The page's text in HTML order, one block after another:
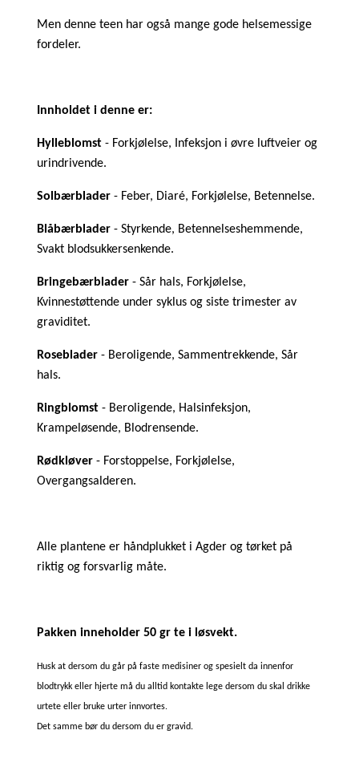
Men denne teen har også mange gode helsemessige
fordeler.
Innholdet i denne er:
Hylleblomst - Forkjølelse, Infeksjon i øvre luftveier og
urindrivende.
Solbærblader - Feber, Diaré, Forkjølelse, Betennelse.
Blåbærblader - Styrkende, Betennelseshemmende,
Svakt blodsukkersenkende.
Bringebærblader - Sår hals, Forkjølelse,
Kvinnestøttende under syklus og siste trimester av
graviditet.
Roseblader - Beroligende, Sammentrekkende, Sår
hals.
Ringblomst - Beroligende, Halsinfeksjon,
Krampeløsende, Blodrensende.
Rødkløver - Forstoppelse, Forkjølelse,
Overgangsalderen.
Alle plantene er håndplukket i Agder og tørket på
riktig og forsvarlig måte.
Pakken inneholder 50 gr te i løsvekt.
Husk at dersom du går på faste medisiner og spesielt da innenfor
blodtrykk eller hjerte må du alltid kontakte lege dersom du skal drikke
urtete eller bruke urter innvortes.
Det samme bør du dersom du er gravid.